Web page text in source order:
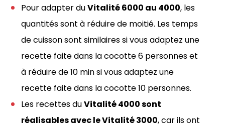
Pour adapter duVitalité 6000 au 4000, les
quantités sont à réduire de moitié. Les temps
de cuisson sont similaires si vous adaptez une
recette faite dans la cocotte 6 personnes et
à réduire de 10 min si vous adaptez une
recette faite dans la cocotte 10 personnes.
Les recettes duVitalité 4000 sont
réalisables avec le Vitalité 3000, car ils ont